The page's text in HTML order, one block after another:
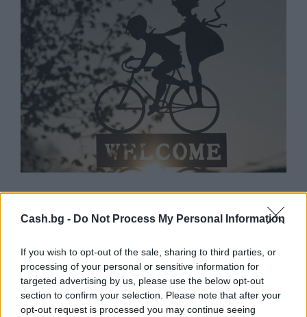
Cash.bg - Do Not Process My Personal Information
If you wish to opt-out of the sale, sharing to third parties, or
processing of your personal or sensitive information for
targeted advertising by us, please use the below opt-out
section to confirm your selection. Please note that after your
opt-out request is processed you may continue seeing
евро в подкрепа на детството